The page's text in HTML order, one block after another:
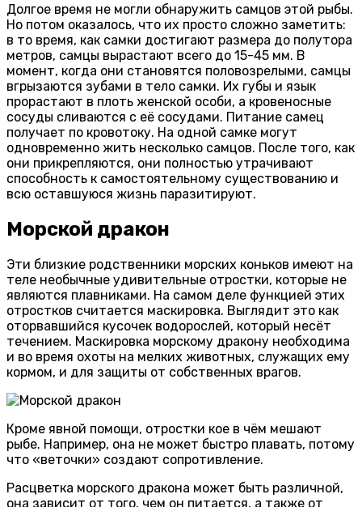
Долгое время не могли обнаружить самцов этой рыбы.
Но потом оказалось, что их просто сложно заметить:
в то время, как самки достигают размера до полутора
метров, самцы вырастают всего до 15-45 мм. В
момент, когда они становятся половозрелыми, самцы
вгрызаются зубами в тело самки. Их губы и язык
прорастают в плоть женской особи, а кровеносные
сосуды сливаются с её сосудами. Питание самец
получает по кровотоку. На одной самке могут
одновременно жить несколько самцов. После того, как
они прикрепляются, они полностью утрачивают
способность к самостоятельному существованию и
всю оставшуюся жизнь паразитируют.
Морской дракон
Эти близкие родственники морских коньков имеют на
теле необычные удивительные отростки, которые не
являются плавниками. На самом деле функцией этих
отростков считается маскировка. Выглядит это как
оторвавшийся кусочек водорослей, который несёт
течением. Маскировка морскому дракону необходима
и во время охоты на мелких животных, служащих ему
кормом, и для защиты от собственных врагов.
Кроме явной помощи, отростки кое в чём мешают
рыбе. Например, она не может быстро плавать, потому
что «веточки» создают сопротивление.
Расцветка морского дракона может быть различной,
она зависит от того, чем он питается, а также от